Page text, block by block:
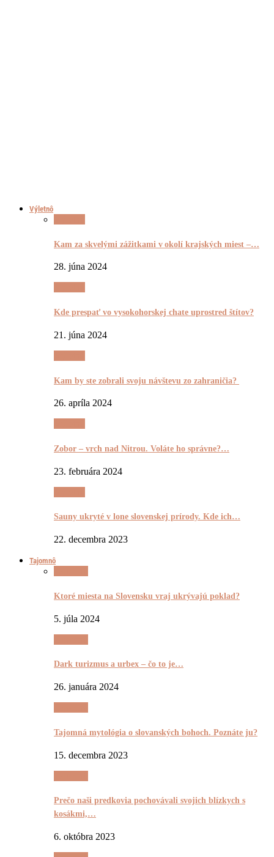
Výletnô
Kam za skvelými zážitkami v okolí krajských miest –…
28. júna 2024
Kde prespať vo vysokohorskej chate uprostred štítov?
21. júna 2024
Kam by ste zobrali svoju návštevu zo zahraničia?
26. apríla 2024
Zobor – vrch nad Nitrou. Voláte ho správne?…
23. februára 2024
Sauny ukryté v lone slovenskej prírody. Kde ich…
22. decembra 2023
Tajomnô
Ktoré miesta na Slovensku vraj ukrývajú poklad?
5. júla 2024
Dark turizmus a urbex – čo to je…
26. januára 2024
Tajomná mytológia o slovanských bohoch. Poznáte ju?
15. decembra 2023
Prečo naši predkovia pochovávali svojich blízkych s
kosákmi,…
6. októbra 2023